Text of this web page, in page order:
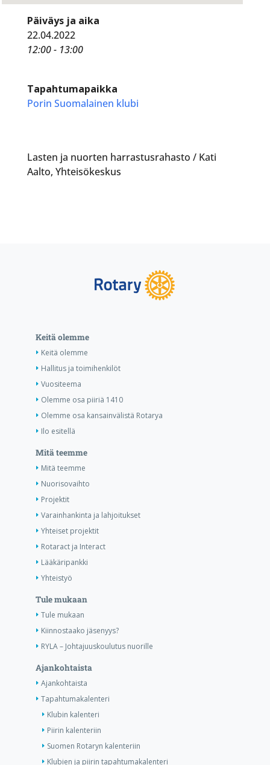
Päiväys ja aika
22.04.2022
12:00 - 13:00
Tapahtumapaikka
Porin Suomalainen klubi
Lasten ja nuorten harrastusrahasto / Kati
Aalto, Yhteisökeskus
Keitä olemme
Keitä olemme
Hallitus ja toimihenkilöt
Vuositeema
Olemme osa piiriä 1410
Olemme osa kansainvälistä Rotarya
Ilo esitellä
Mitä teemme
Mitä teemme
Nuorisovaihto
Projektit
Varainhankinta ja lahjoitukset
Yhteiset projektit
Rotaract ja Interact
Lääkäripankki
Yhteistyö
Tule mukaan
Tule mukaan
Kiinnostaako jäsenyys?
RYLA – Johtajuuskoulutus nuorille
Ajankohtaista
Ajankohtaista
Tapahtumakalenteri
Klubin kalenteri
Piirin kalenteriin
Suomen Rotaryn kalenteriin
Klubien ja piirin tapahtumakalenteri